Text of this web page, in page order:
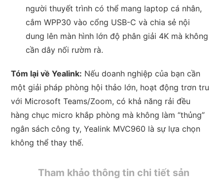
người thuyết trình có thể mang laptop cá nhân,
cắm WPP30 vào cổng USB-C và chia sẻ nội
dung lên màn hình lớn độ phân giải 4K mà không
cần dây nối rườm rà.
Tóm lại về Yealink: Nếu doanh nghiệp của bạn cần
một giải pháp phòng hội thảo lớn, hoạt động trơn tru
với Microsoft Teams/Zoom, có khả năng rải đều
hàng chục micro khắp phòng mà không làm “thủng”
ngân sách công ty, Yealink MVC960 là sự lựa chọn
không thể thay thế.
Tham khảo thông tin chi tiết sản